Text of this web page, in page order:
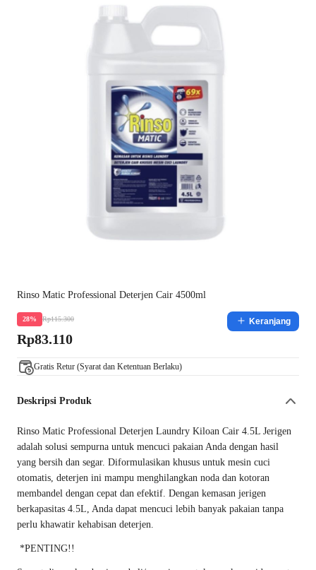
Rinso Matic Professional Deterjen Cair 4500ml
28% Rp115.300
Rp83.110
Keranjang
Gratis Retur (Syarat dan Ketentuan Berlaku)
Deskripsi Produk
Rinso Matic Professional Deterjen Laundry Kiloan Cair 4.5L Jerigen
adalah solusi sempurna untuk mencuci pakaian Anda dengan hasil
yang bersih dan segar. Diformulasikan khusus untuk mesin cuci
otomatis, deterjen ini mampu menghilangkan noda dan kotoran
membandel dengan cepat dan efektif. Dengan kemasan jerigen
berkapasitas 4.5L, Anda dapat mencuci lebih banyak pakaian tanpa
perlu khawatir kehabisan deterjen.
*PENTING!!